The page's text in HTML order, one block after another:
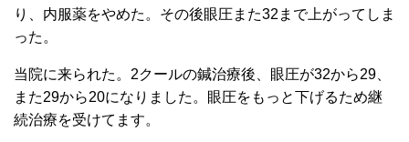
り、内服薬をやめた。その後眼圧また32まで上がってしま
った。
当院に来られた。2クールの鍼治療後、眼圧が32から29、
また29から20になりました。眼圧をもっと下げるため継
続治療を受けてます。